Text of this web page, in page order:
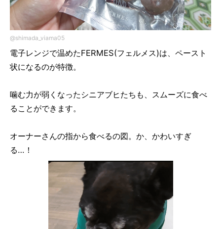
@shimada_viama05
電子レンジで温めたFERMES(フェルメス)は、ペースト
状になるのが特徴。
噛む力が弱くなったシニアブヒたちも、スムーズに食べ
ることができます。
オーナーさんの指から食べるの図。か、かわいすぎ
る…！